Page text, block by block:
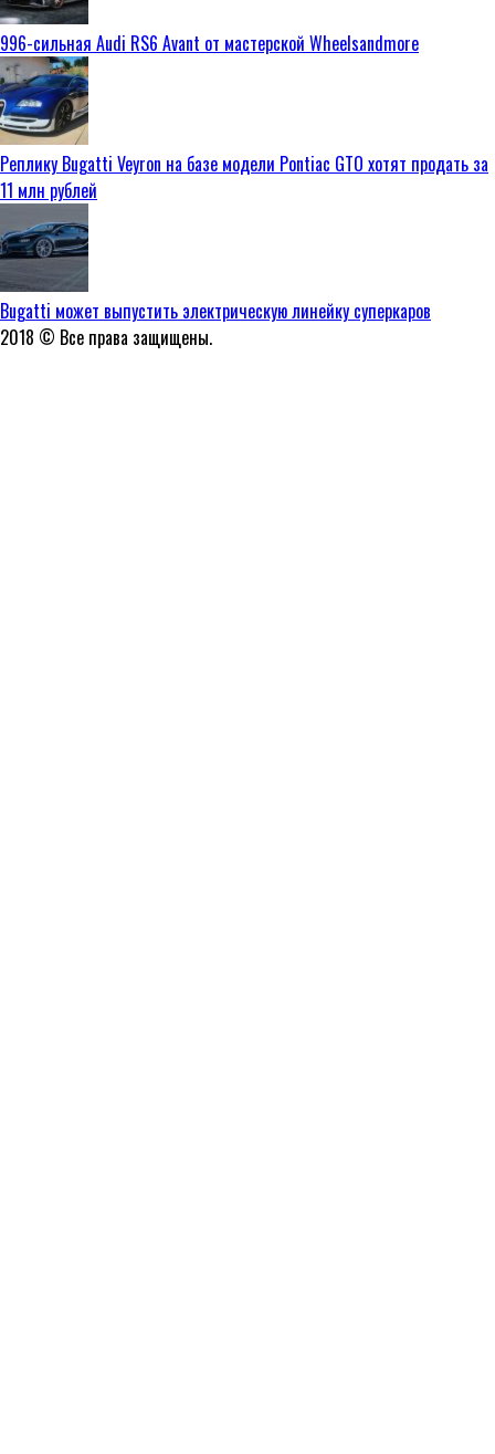
996-сильная Audi RS6 Avant от мастерской Wheelsandmore
Реплику Bugatti Veyron на базе модели Pontiac GTO хотят продать за
11 млн рублей
Bugatti может выпустить электрическую линейку суперкаров
2018 © Все права защищены.